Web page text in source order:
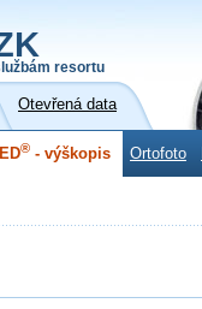
resortu
Otevřená data
® - výškopis Ortofoto